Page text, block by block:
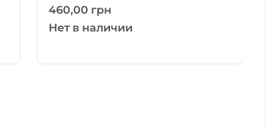
460,00 грн
Нет в наличии